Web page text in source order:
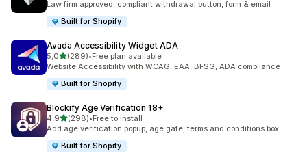
Law firm approved, compliant withdrawal button, form & email
Built for Shopify
Avada Accessibility Widget ADA
5,05 yıldız üzerinden
(289)
toplam 289 değerlendirme
•Free plan available
Website Accessibility with WCAG, EAA, BFSG, ADA compliance
Built for Shopify
Blockify Age Verification 18+
4,95 yıldız üzerinden
(298)
toplam 298 değerlendirme
•Free to install
Add age verification popup, age gate, terms and conditions box
Built for Shopify